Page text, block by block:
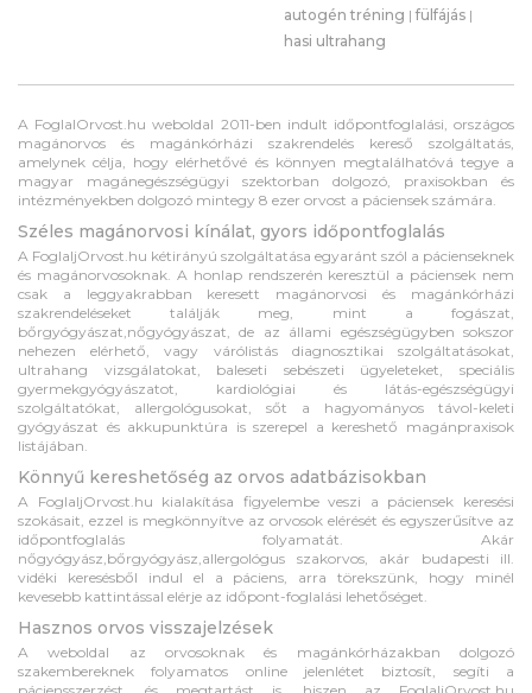
autogén tréning |fülfájás |
hasi ultrahang
A FoglalOrvost.hu weboldal 2011-ben indult időpontfoglalási, országos
magánorvos és magánkórházi szakrendelés kereső szolgáltatás,
amelynek célja, hogy elérhetővé és könnyen megtalálhatóvá tegye a
magyar magánegészségügyi szektorban dolgozó, praxisokban és
intézményekben dolgozó mintegy 8 ezer orvost a páciensek számára.
Széles magánorvosi kínálat, gyors időpontfoglalás
A FoglaljOrvost.hu kétirányú szolgáltatása egyaránt szól a pácienseknek
és magánorvosoknak. A honlap rendszerén keresztül a páciensek nem
csak a leggyakrabban keresett magánorvosi és magánkórházi
szakrendeléseket találják meg, mint a fogászat,
bőrgyógyászat,nőgyógyászat, de az állami egészségügyben sokszor
nehezen elérhető, vagy várólistás diagnosztikai szolgáltatásokat,
ultrahang vizsgálatokat, baleseti sebészeti ügyeleteket, speciális
gyermekgyógyászatot, kardiológiai és látás-egészségügyi
szolgáltatókat, allergológusokat, sőt a hagyományos távol-keleti
gyógyászat és akkupunktúra is szerepel a kereshető magánpraxisok
listájában.
Könnyű kereshetőség az orvos adatbázisokban
A FoglaljOrvost.hu kialakítása figyelembe veszi a páciensek keresési
szokásait, ezzel is megkönnyítve az orvosok elérését és egyszerűsítve az
időpontfoglalás folyamatát. Akár
nőgyógyász,bőrgyógyász,allergológus szakorvos, akár budapesti ill.
vidéki keresésből indul el a páciens, arra törekszünk, hogy minél
kevesebb kattintással elérje az időpont-foglalási lehetőséget.
Hasznos orvos visszajelzések
A weboldal az orvosoknak és magánkórházakban dolgozó
szakembereknek folyamatos online jelenlétet biztosít, segíti a